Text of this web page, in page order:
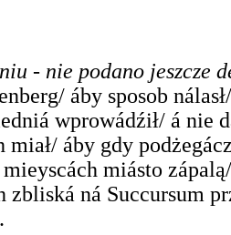
- nie podano jeszcze
áby sposob
wprowádźił/ á nie
áby gdy
miásto
zbliská ná Succursum
.